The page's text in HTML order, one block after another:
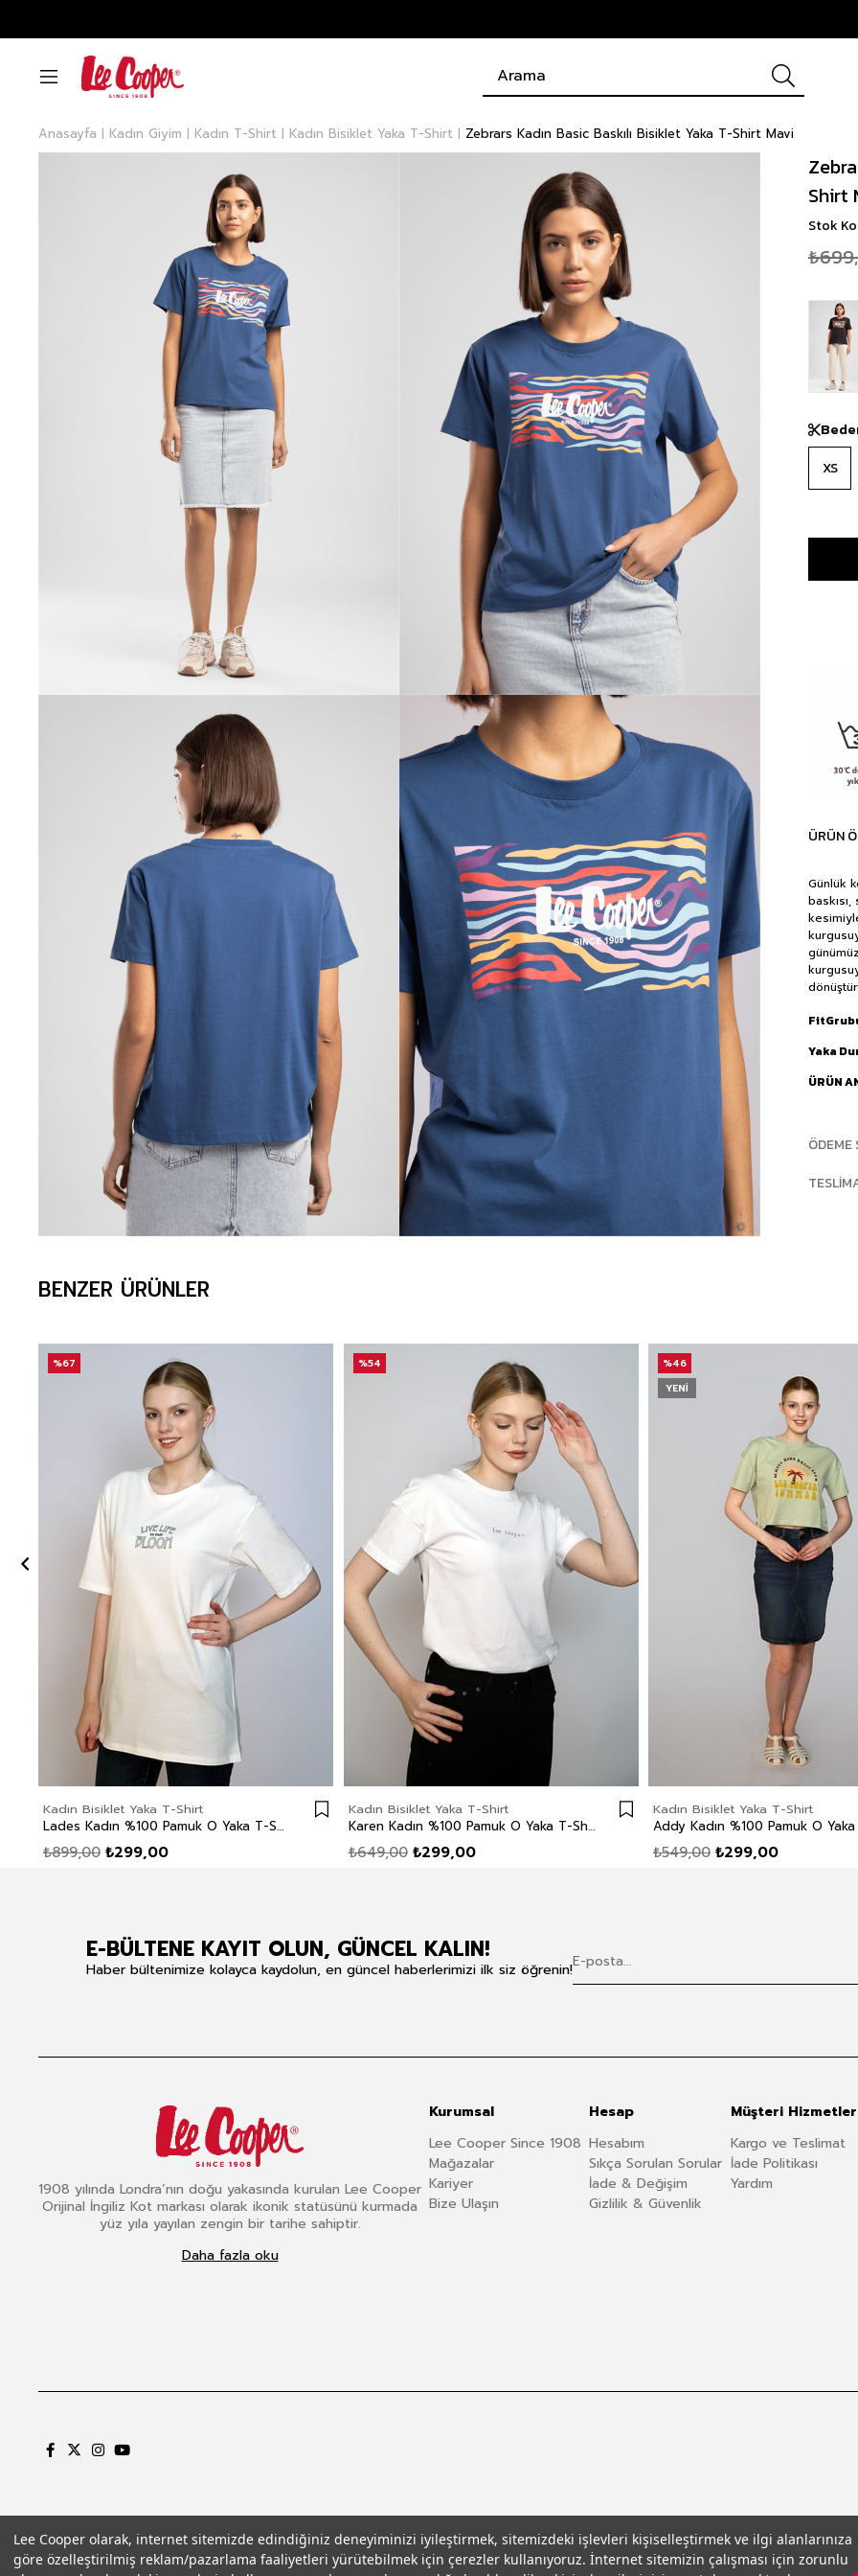
Lee Cooper olarak, internet sitemizde edindiğiniz deneyiminizi iyileştirmek, sitemizdeki işlevleri kişiselleştirmek ve ilgi alanlarınıza
göre özelleştirilmiş reklam/pazarlama faaliyetleri yürütebilmek için çerezler kullanıyoruz. İnternet sitemizin çalışması için zorunlu
Anasayfa Kadın Giyim Kadın T-Shirt Kadın Bisiklet Yaka T-Shirt Zebrars Kadın Basic Baskılı Bisiklet Yaka T-Shirt Mavi
Shirt
Stok
XS
ÜRÜN
Günlük
Yaka
ÜRÜN
ÖDEME
BENZER ÜRÜNLER
Kadın Bisiklet Yaka T-Shirt
Lades Kadın %100 Pamuk O Yaka T-Shirt Ekru
₺299,00
₺899,00
%67
Kadın Bisiklet Yaka T-Shirt
Karen Kadın %100 Pamuk O Yaka T-Shirt Beyaz
₺299,00
₺649,00
%54
Kadın Bisiklet Yaka T-Shirt
₺299,00
₺549,00
%46
YENI
E-BÜLTENE KAYIT OLUN, GÜNCEL KALIN!
Haber bültenimize kolayca kaydolun, en güncel haberlerimizi ilk siz öğrenin!
1908 yılında Londra’nın doğu yakasında kurulan Lee Cooper
Orijinal İngiliz Kot markası olarak ikonik statüsünü kurmada
yüz yıla yayılan zengin bir tarihe sahiptir.
Daha fazla oku
Kurumsal
Lee Cooper Since 1908
Mağazalar
Kariyer
Bize Ulaşın
Hesap
Hesabım
Sıkça Sorulan Sorular
İade & Değişim
Gizlilik & Güvenlik
Müşteri
Kargo ve Teslimat
İade Politikası
Yardım
Gizlilik PolitikasıÇerez PolitikasıKVKK Aydınlatma MetniŞartlar ve Koşullar© 2026 Leecooper - Tüm Hakları Saklıdır.